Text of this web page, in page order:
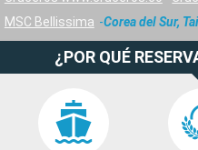
MSC Bellissima
Corea del Sur,
¿POR QUÉ